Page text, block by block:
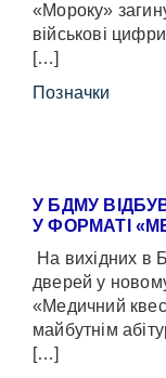
«Мороку»
військові
[…]
Позначки
У БДМУ
У ФОРМАТІ
На вихідних в
дверей у
«Медичний
майбутнім
[…]